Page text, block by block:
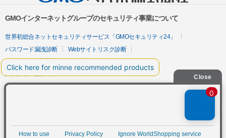
GMOインターネットグループのセキュリティ事業について
世界初総合ネットセキュリティサービス「GMOセキュリティ24」
パスワード漏洩診断
Webサイトリスク診断
セキュリティ相談AIチャットボット
実在証明・盗聴対策
サイバー攻撃対策（GMOサイバーセキュリティ byイエラエ）